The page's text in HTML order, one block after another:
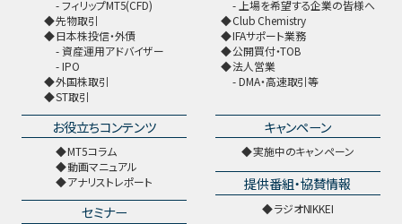
フィリップMT5(CFD)
先物取引
日本株投信・外債
資産運用アドバイザー
IPO
外国株取引
ST取引
上場を希望する企業の皆様へ
Club Chemistry
IFAサポート業務
公開買付・TOB
法人営業
DMA・高速取引等
お役立ちコンテンツ
MT5コラム
動画マニュアル
アナリストレポート
セミナー
キャンペーン
実施中のキャンペーン
提供番組・協賛情報
ラジオNIKKEI